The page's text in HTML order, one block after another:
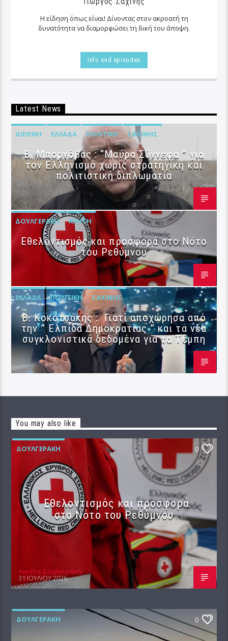
Η είδηση όπως είναι! Δίνοντας στον ακροατή τη
δυνατότητα να διαμορφώσει τη δική του άποψη.
Info and episodes
Latest News
ΔΙΕΘΝΉ ΕΛΛΆΔΑ ΠΟΛΙΤΙΚΉ ΣΑΧΊΝΗΣ
B. Μπορνόβας : “Μαύρα Σύννεφα ” για
τον Ελληνισμό χωρίς στρατηγική και
πολιτιστική διπλωματία
ΔΟΥΛΓΕΡΆΚΗ ΚΡΉΤΗ
Εθελοντισμός και προσφορά στο Νότο
του Ρεθύμνου
ΕΛΛΆΔΑ ΠΟΛΙΤΙΚΉ ΣΑΧΊΝΗΣ
Β. Κοκοτσάκης : Γιατί αποχώρησα από
την ” Ελπίδα Δημοκρατίας ” και τα νέα
συγκλονιστικά δεδομένα για τα Τέμπη
You may also like
ΔΟΥΛΓΕΡΆΚΗ 0
Εθελοντισμός και προσφορά
στο Νότο του Ρεθύμνου
Αγγέλα Δουλγεράκη
31 ΙΟΥΛΊΟΥ 2026
ΔΟΥΛΓΕΡΆΚΗ 0